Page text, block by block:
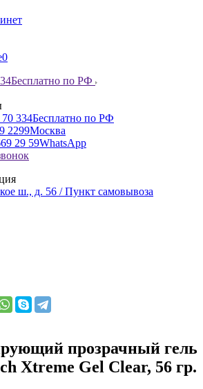
0
Бесплатно по РФ
334Бесплатно по РФ
2299Москва
29 59WhatsApp
ш., д. 56 / Пункт самовывоза
прозрачный гель
Xtreme Gel Clear, 56 гр.